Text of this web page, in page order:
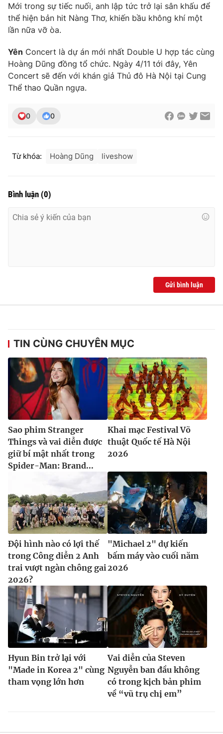
Mới trong sự tiếc nuối, anh lập tức trở lại sân khấu để
thể hiện bản hit Nàng Thơ, khiến bầu không khí một
lần nữa vỡ òa.
Yên Concert là dự án mới nhất Double U hợp tác cùng
Hoàng Dũng đồng tổ chức. Ngày 4/11 tới đây, Yên
Concert sẽ đến với khán giả Thủ đô Hà Nội tại Cung
Thể thao Quần ngựa.
0 0
Từ khóa: Hoàng Dũng liveshow
Bình luận (0)
Gửi bình luận
TIN CÙNG CHUYÊN MỤC
Sao phim Stranger
Things và vai diễn được
giữ bí mật nhất trong
Spider-Man: Brand...
Khai mạc Festival Võ
thuật Quốc tế Hà Nội
2026
Đội hình nào có lợi thế
trong Công diễn 2 Anh
trai vượt ngàn chông gai
2026?
"Michael 2" dự kiến
bấm máy vào cuối năm
2026
Hyun Bin trở lại với
"Made in Korea 2" cùng
tham vọng lớn hơn
Vai diễn của Steven
Nguyễn ban đầu không
có trong kịch bản phim
về “vũ trụ chị em”